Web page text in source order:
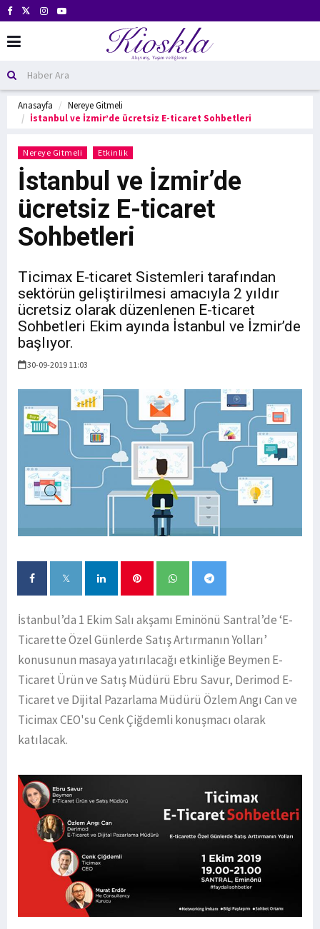
Anasayfa
Nereye Gitmeli
İstanbul ve İzmir’de ücretsiz E-ticaret Sohbetleri
Nereye Gitmeli Etkinlik
İstanbul ve İzmir’de
ücretsiz E-ticaret
Sohbetleri
Ticimax E-ticaret Sistemleri tarafından
sektörün geliştirilmesi amacıyla 2 yıldır
ücretsiz olarak düzenlenen E-ticaret
Sohbetleri Ekim ayında İstanbul ve İzmir’de
başlıyor.
30-09-2019 11:03
İstanbul’da 1 Ekim Salı akşamı Eminönü Santral’de ‘E-
Ticarette Özel Günlerde Satış Artırmanın Yolları’
konusunun masaya yatırılacağı etkinliğe Beymen E-
Ticaret Ürün ve Satış Müdürü Ebru Savur, Derimod E-
Ticaret ve Dijital Pazarlama Müdürü Özlem Angı Can ve
Ticimax CEO'su Cenk Çiğdemli konuşmacı olarak
katılacak.